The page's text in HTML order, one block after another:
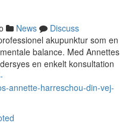
News
Discuss
akupunktur som en
balance. Med Annettes
en enkelt konsultation
annette-harreschou-din-vej-